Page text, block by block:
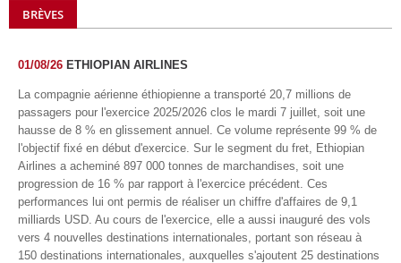
BRÈVES
01/08/26 ETHIOPIAN AIRLINES
La compagnie aérienne éthiopienne a transporté 20,7 millions de
passagers pour l'exercice 2025/2026 clos le mardi 7 juillet, soit une
hausse de 8 % en glissement annuel. Ce volume représente 99 % de
l'objectif fixé en début d'exercice. Sur le segment du fret, Ethiopian
Airlines a acheminé 897 000 tonnes de marchandises, soit une
progression de 16 % par rapport à l'exercice précédent. Ces
performances lui ont permis de réaliser un chiffre d'affaires de 9,1
milliards USD. Au cours de l'exercice, elle a aussi inauguré des vols
vers 4 nouvelles destinations internationales, portant son réseau à
150 destinations internationales, auxquelles s'ajoutent 25 destinations